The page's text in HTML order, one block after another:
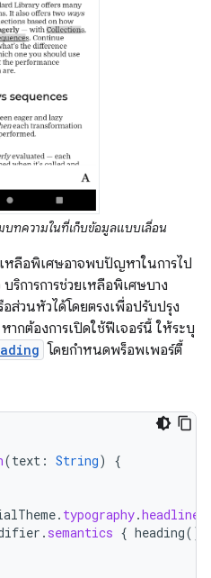
ทความในที่เก็บข้อมูลแบบเลื่อน
หลือพิเศษอาจพบปัญหาในการไป
ริการการช่วยเหลือพิเศษบาง
ส่วนหัวได้โดยตรงเพื่อปรับปรุง
ากต้องการเปิดใช้ฟีเจอร์นี้ ให้ระบุ
โดยกำหนดพร็อพเพอร์ตี้
(text : String)
{
. typography.
. semantics { heading()